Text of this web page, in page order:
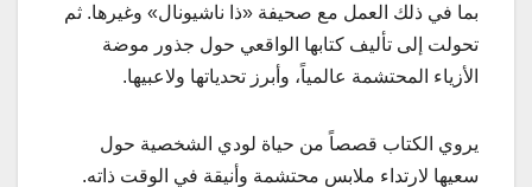
بما في ذلك العمل مع صحيفة «ذا ناشيونال» وغيرها. ثم
تحولت إلى تأليف كتابها الواقعي حول جذور موضة
الأزياء المحتشمة عالمياً، وأبرز تحدياتها ولاعبيها.
يروي الكتاب قصصاً من حياة لودي الشخصية حول
سعيها لارتداء ملابس محتشمة وأنيقة في الوقت ذاته.